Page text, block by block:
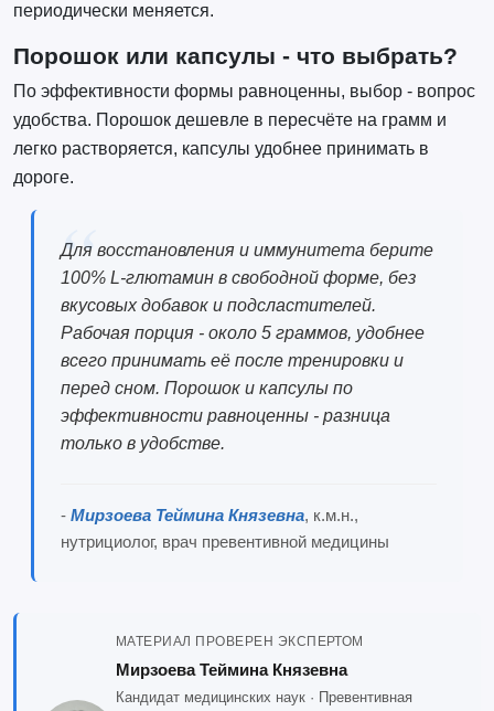
периодически меняется.
Порошок или капсулы - что выбрать?
По эффективности формы равноценны, выбор - вопрос
удобства. Порошок дешевле в пересчёте на грамм и
легко растворяется, капсулы удобнее принимать в
дороге.
Для восстановления и иммунитета берите
100% L-глютамин в свободной форме, без
вкусовых добавок и подсластителей.
Рабочая порция - около 5 граммов, удобнее
всего принимать её после тренировки и
перед сном. Порошок и капсулы по
эффективности равноценны - разница
только в удобстве.
- Мирзоева Теймина Князевна, к.м.н.,
нутрициолог, врач превентивной медицины
МАТЕРИАЛ ПРОВЕРЕН ЭКСПЕРТОМ
Мирзоева Теймина Князевна
Кандидат медицинских наук · Превентивная